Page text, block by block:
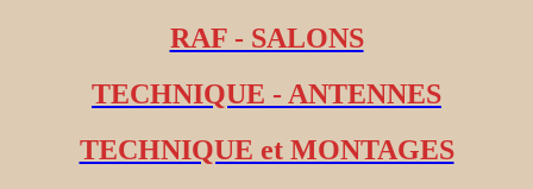
RAF - SALONS
TECHNIQUE - ANTENNES
TECHNIQUE et MONTAGES